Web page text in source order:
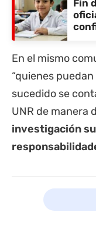
Fin
En el mismo
“quienes
sucedido se
UNR de manera
investigación